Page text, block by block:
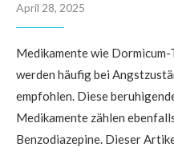
April 28, 2025
Medikamente wie
werden häufig bei
empfohlen. Diese
Medikamente zählen
Benzodiazepine. Dieser